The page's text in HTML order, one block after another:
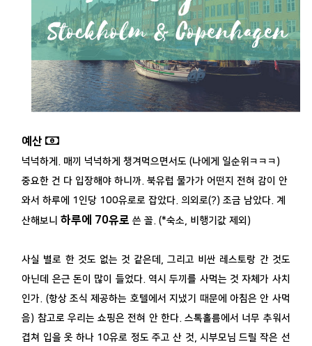
예산
넉넉하게. 매끼 넉넉하게 챙겨먹으면서도 (나에게 일순위ㅋㅋㅋ)
중요한 건 다 입장해야 하니까. 북유럽 물가가 어떤지 전혀 감이 안
와서 하루에 1인당 100유로로 잡았다. 의외로(?) 조금 남았다. 계
산해보니하루에 70유로 쓴 꼴. (*숙소, 비행기값 제외)
사실 별로 한 것도 없는 것 같은데, 그리고 비싼 레스토랑 간 것도
아닌데 은근 돈이 많이 들었다. 역시 두끼를 사먹는 것 자체가 사치
인가. (항상 조식 제공하는 호텔에서 지냈기 때문에 아침은 안 사먹
음) 참고로 우리는 쇼핑은 전혀 안 한다. 스톡홀름에서 너무 추워서
겹쳐 입을 옷 하나 10유로 정도 주고 산 것, 시부모님 드릴 작은 선